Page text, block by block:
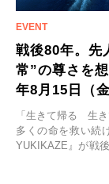
戦後80年。先
常”の尊さを
年8月15日（
「生きて帰る 生き
多くの命を救い続
YUKIKAZE』が戦